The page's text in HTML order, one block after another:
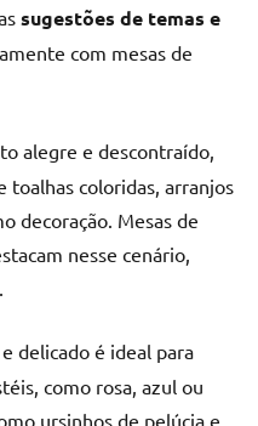
sugestões de temas e
com mesas de
alegre e descontraído,
coloridas, arranjos
decoração. Mesas de
nesse cenário,
delicado é ideal para
como rosa, azul ou
ursinhos de pelúcia e